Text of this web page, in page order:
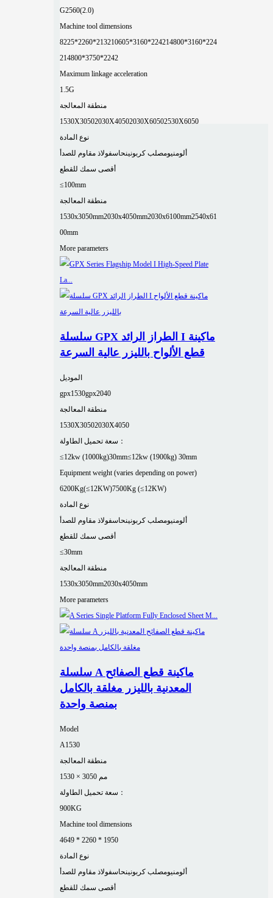
G2560(2.0)
Machine tool dimensions
8225*2260*213210605*3160*224214800*3160*224
214800*3750*2242
Maximum linkage acceleration
1.5G
منطقة المعالجة
1530X30502030X40502030X60502530X6050
نوع المادة
ألومنيومصلب كربونينحاسفولاذ مقاوم للصدأ
أقصى سمك للقطع
≤100mm
منطقة المعالجة
1530x3050mm2030x4050mm2030x6100mm2540x61
00mm
More parameters
سلسلة GPX الطراز الرائد I ماكينة
قطع الألواح بالليزر عالية السرعة
الموديل
gpx1530gpx2040
منطقة المعالجة
1530X30502030X4050
سعة تحميل الطاولة：
≤12kw (1000kg)30mm≤12kw (1900kg) 30mm
Equipment weight (varies depending on power)
6200Kg(≤12KW)7500Kg (≤12KW)
نوع المادة
ألومنيومصلب كربونينحاسفولاذ مقاوم للصدأ
أقصى سمك للقطع
≤30mm
منطقة المعالجة
1530x3050mm2030x4050mm
More parameters
سلسلة A ماكينة قطع الصفائح
المعدنية بالليزر مغلقة بالكامل
بمنصة واحدة
Model
A1530
منطقة المعالجة
1530 × 3050 مم
سعة تحميل الطاولة：
900KG
Machine tool dimensions
4649 * 2260 * 1950
نوع المادة
ألومنيومصلب كربونينحاسفولاذ مقاوم للصدأ
أقصى سمك للقطع